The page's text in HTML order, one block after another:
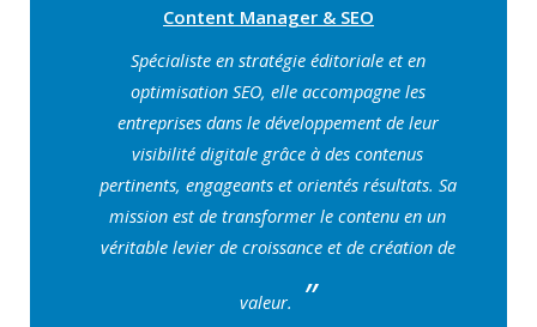
Content Manager & SEO
Spécialiste en stratégie éditoriale et en
optimisation SEO, elle accompagne les
entreprises dans le développement de leur
visibilité digitale grâce à des contenus
pertinents, engageants et orientés résultats. Sa
mission est de transformer le contenu en un
véritable levier de croissance et de création de
valeur.